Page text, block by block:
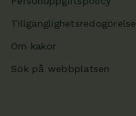
Tillgänglighetsredogörelse
Om kakor
Sök på webbplatsen